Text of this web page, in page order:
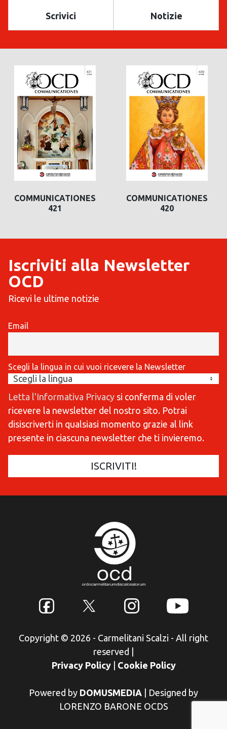
Scrivici Notizie
COMMUNICATIONES
421
COMMUNICATIONES
420
Iscriviti alla Newsletter
OCD
Ricevi le ultime notizie
Email
Scegli la lingua in cui vuoi ricevere la Newsletter
Letta l'Informativa Privacy si conferma di voler
ricevere la newsletter del nostro sito. Potrai
disiscriverti in qualsiasi momento grazie al link
presente in ciascuna newsletter che ti invieremo.
Copyright © 2026 - Carmelitani Scalzi - All right
reserved
Privacy Policy
Cookie Policy
Powered by DOMUSMEDIA
Designed by
LORENZO BARONE OCDS